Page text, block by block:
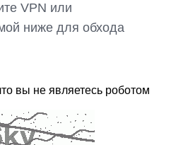
VPN или
ниже для обхода
вы не являетесь роботом